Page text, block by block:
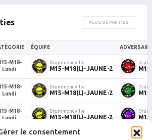
le consentement
PLUS DE PARTIES
ÉQUIPE ADVERSAIRE
M18-
Lundi
Drummondville
M15-M18(L)-JAUNE-2
M18-
Lundi
Drummondville
M15-M18(L)-JAUNE-2
M18-
Lundi
Drummondville
M15-M18(L)-JAUNE-2
M18-
Drummondville